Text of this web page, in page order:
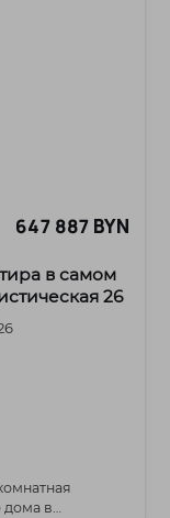
647 887 BYN
в самом
26
дома в